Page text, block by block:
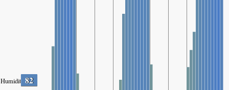
Humidity 82